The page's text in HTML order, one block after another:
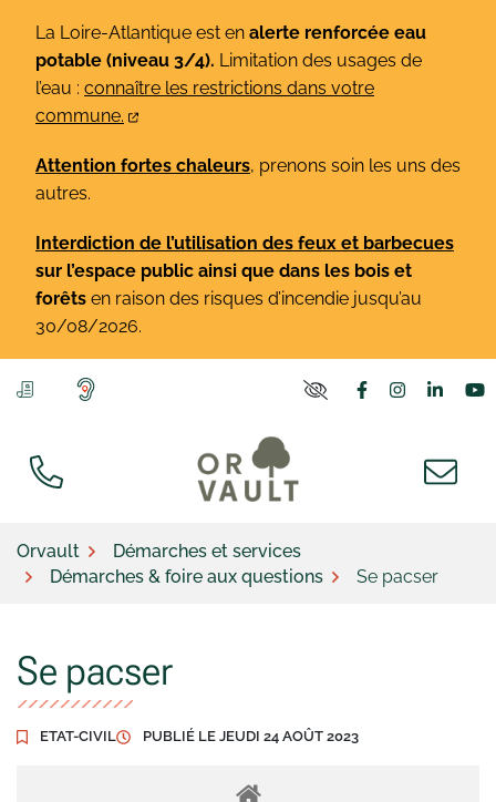
contenu
La Loire-Atlantique est en alerte renforcée eau
potable (niveau 3/4). Limitation des usages de
l’eau : connaître les restrictions dans votre
commune.
Attention fortes chaleurs, prenons soin les uns des
autres.
Interdiction de l’utilisation des feux et barbecues
sur l’espace public ainsi que dans les bois et
forêts en raison des risques d’incendie jusqu’au
30/08/2026.
Lien vers le
Lien vers
Lien
Orvault
Démarches et services
Démarches & foire aux questions
Se pacser
Se pacser
ETAT-CIVIL PUBLIÉ LE JEUDI 24 AOÛT 2023